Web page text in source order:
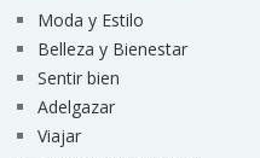
Moda y Estilo
Belleza y Bienestar
Sentir bien
Adelgazar
Viajar